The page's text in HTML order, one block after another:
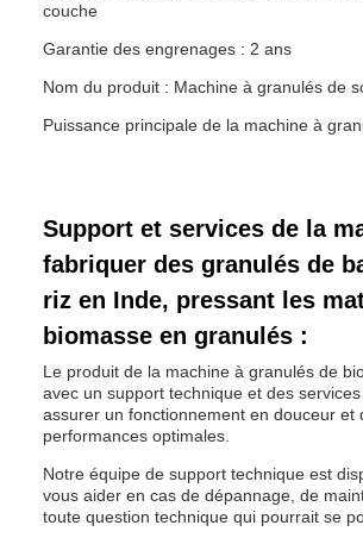
couche
Garantie des engrenages : 2 ans
Nom du produit : Machine à granulés de
Puissance principale de la machine à
Support et services de la
fabriquer des granulés de
riz en Inde, pressant les
biomasse en granulés :
Le produit de la machine à granulés de
avec un support technique et des
assurer un fonctionnement en douceur et
performances optimales.
Notre équipe de support technique est
vous aider en cas de dépannage, de
toute question technique qui pourrait se